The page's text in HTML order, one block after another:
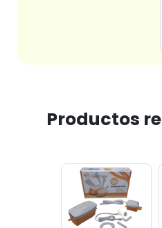
Productos